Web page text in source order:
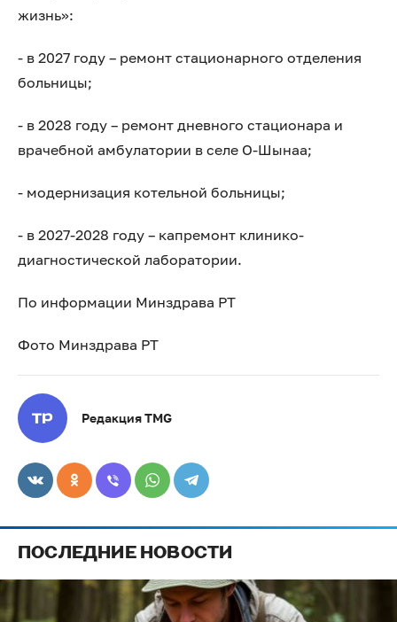
жизнь»:
- в 2027 году – ремонт стационарного отделения
больницы;
- в 2028 году – ремонт дневного стационара и
врачебной амбулатории в селе О-Шынаа;
- модернизация котельной больницы;
- в 2027-2028 году – капремонт клинико-
диагностической лаборатории.
По информации Минздрава РТ
Фото Минздрава РТ
Редакция TMG
ПОСЛЕДНИЕ НОВОСТИ